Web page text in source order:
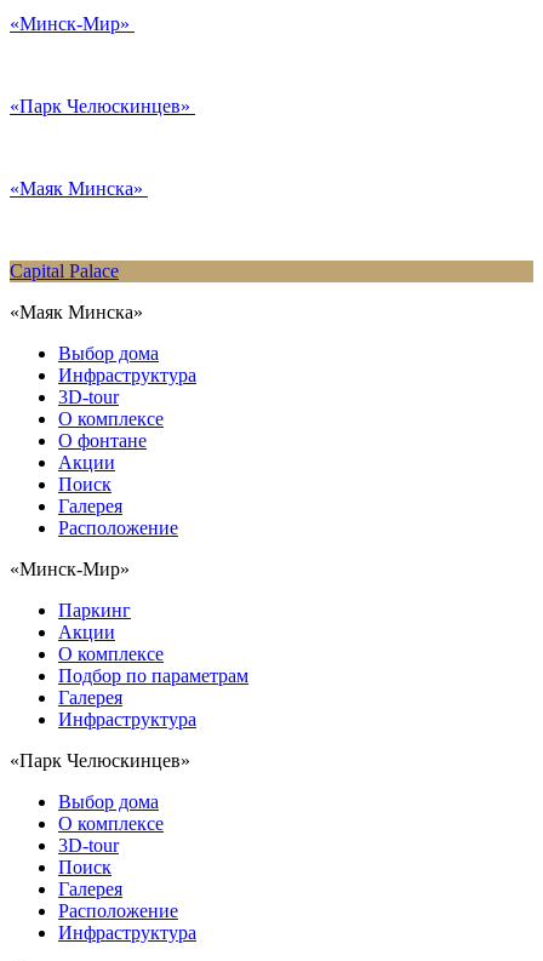
«Минск-Мир»
«Парк Челюскинцев»
«Маяк Минска»
Capital Palace
«Маяк Минска»
Выбор дома
Инфраструктура
3D-tour
О комплексе
О фонтане
Акции
Поиск
Галерея
Расположение
«Минск-Мир»
Паркинг
Акции
О комплексе
Подбор по параметрам
Галерея
Инфраструктура
«Парк Челюскинцев»
Выбор дома
О комплексе
3D-tour
Поиск
Галерея
Расположение
Инфраструктура